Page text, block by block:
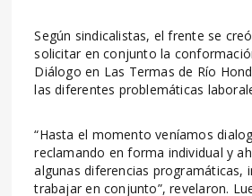
Según sindicalistas, el frente se
solicitar en conjunto la
Diálogo en Las Termas de Río
las diferentes problemáticas
“Hasta el momento veníamos
reclamando en forma individual y
algunas diferencias programáticas,
trabajar en conjunto”, revelaron.